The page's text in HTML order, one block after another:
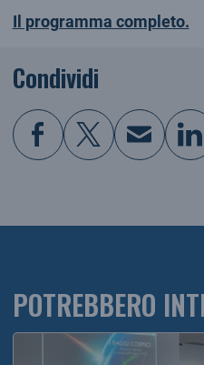
Il programma completo.
Condividi
POTREBBERO